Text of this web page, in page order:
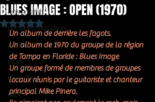
NOS SORTIES
LES INDISPENSABLES
Général
Blues
Blues Rock
Rock
BLUES IMAGE : OPEN (1970)
Noté NaN étoiles sur 5.
Un album de derrière les fagots.
Un album de 1970 du groupe de la région
de Tampa en Floride : Blues Image
Un groupe formé de membres de groupes
locaux réunis par le guitariste et chanteur
principal Mike Pinera.